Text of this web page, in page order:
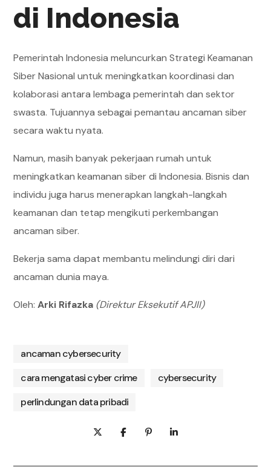
di Indonesia
Pemerintah Indonesia meluncurkan Strategi Keamanan
Siber Nasional untuk meningkatkan koordinasi dan
kolaborasi antara lembaga pemerintah dan sektor
swasta. Tujuannya sebagai pemantau ancaman siber
secara waktu nyata.
Namun, masih banyak pekerjaan rumah untuk
meningkatkan keamanan siber di Indonesia. Bisnis dan
individu juga harus menerapkan langkah-langkah
keamanan dan tetap mengikuti perkembangan
ancaman siber.
Bekerja sama dapat membantu melindungi diri dari
ancaman dunia maya.
Oleh:Arki Rifazka (Direktur Eksekutif APJII)
ancaman cybersecurity
cara mengatasi cyber crime
cybersecurity
perlindungan data pribadi